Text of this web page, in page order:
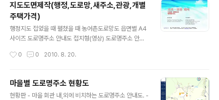
지도도면제작(행정,도로망,새주소,관광,개별
주택가격)
행정지도 접었을 때 펼쳤을 때 농어촌도로망도 읍면별 A4
사이즈 도로명주소 안내도 접지형(영상) 도로명주소 안내
(294*420) 책을 펼쳤을 때 사이즈 A2사이즈(420*59
0 0 2010. 8. 20.
마을별 도로명주소 현황도
현황판 - 마을 회관 내,외에 비치하는 도로명주소 안내도. -